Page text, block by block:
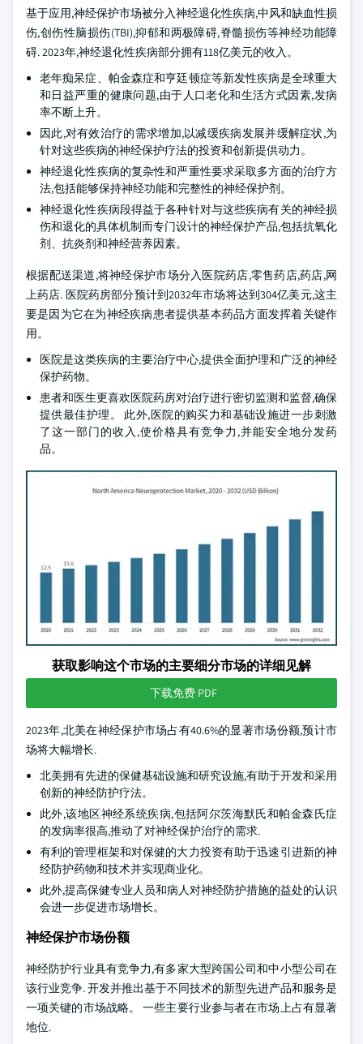
基于应用,神经保护市场被分入神经退化性疾病,中风和缺血性损
伤,创伤性脑损伤(TBI),抑郁和两极障碍,脊髓损伤等神经功能障
碍. 2023年,神经退化性疾病部分拥有118亿美元的收入。
老年痴呆症、帕金森症和亨廷顿症等新发性疾病是全球重大
和日益严重的健康问题,由于人口老化和生活方式因素,发病
率不断上升。
因此,对有效治疗的需求增加,以减缓疾病发展并缓解症状,为
针对这些疾病的神经保护疗法的投资和创新提供动力。
神经退化性疾病的复杂性和严重性要求采取多方面的治疗方
法,包括能够保持神经功能和完整性的神经保护剂。
神经退化性疾病段得益于各种针对与这些疾病有关的神经损
伤和退化的具体机制而专门设计的神经保护产品,包括抗氧化
剂、抗炎剂和神经营养因素。
根据配送渠道,将神经保护市场分入医院药店,零售药店,药店,网
上药店. 医院药房部分预计到2032年市场将达到304亿美元,这主
要是因为它在为神经疾病患者提供基本药品方面发挥着关键作
用。
医院是这类疾病的主要治疗中心,提供全面护理和广泛的神经
保护药物。
患者和医生更喜欢医院药房对治疗进行密切监测和监督,确保
提供最佳护理。 此外,医院的购买力和基础设施进一步刺激
了这一部门的收入,使价格具有竞争力,并能安全地分发药
品。
获取影响这个市场的主要细分市场的详细见解
下载免费 PDF
2023年,北美在神经保护市场占有40.6%的显著市场份额,预计市
场将大幅增长.
北美拥有先进的保健基础设施和研究设施,有助于开发和采用
创新的神经防护疗法。
此外,该地区神经系统疾病,包括阿尔茨海默氏和帕金森氏症
的发病率很高,推动了对神经保护治疗的需求.
有利的管理框架和对保健的大力投资有助于迅速引进新的神
经防护药物和技术并实现商业化。
此外,提高保健专业人员和病人对神经防护措施的益处的认识
会进一步促进市场增长。
神经保护市场份额
神经防护行业具有竞争力,有多家大型跨国公司和中小型公司在
该行业竞争. 开发并推出基于不同技术的新型先进产品和服务是
一项关键的市场战略。 一些主要行业参与者在市场上占有显著
地位.